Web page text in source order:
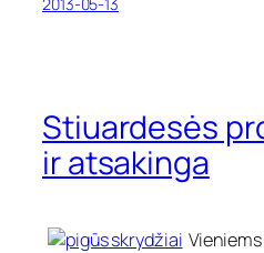
Stiuardesės
ir atsakinga
Vieniems